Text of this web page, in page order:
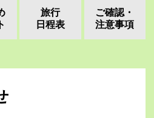
旅行
日程表
ご確認・
注意事項